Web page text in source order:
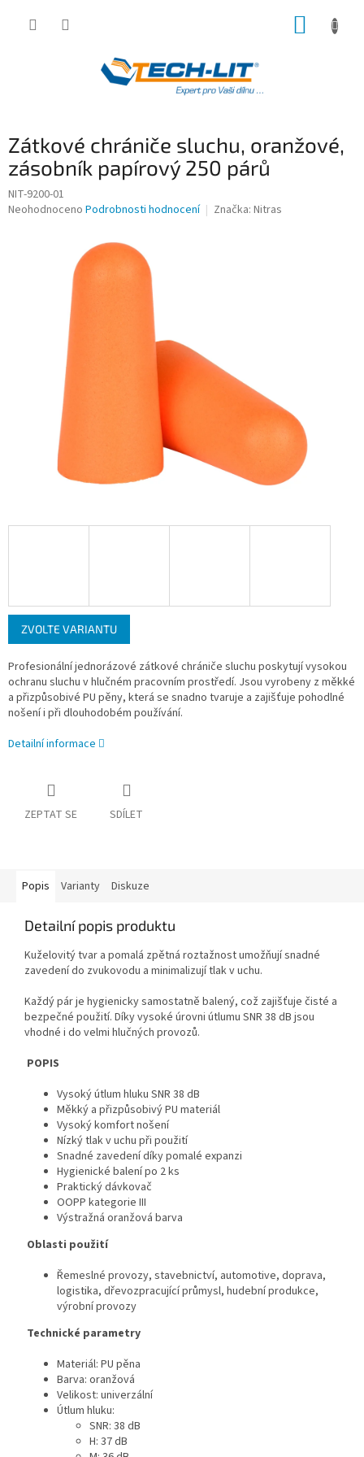
Zátkové chrániče sluchu, oranžové,
zásobník papírový 250 párů
NIT-9200-01
Průměrné
Neohodnoceno Podrobnosti hodnocení Značka: Nitras
ZVOLTE VARIANTU
Profesionální jednorázové zátkové chrániče sluchu poskytují vysokou
ochranu sluchu v hlučném pracovním prostředí. Jsou vyrobeny z měkké
a přizpůsobivé PU pěny, která se snadno tvaruje a zajišťuje pohodlné
nošení i při dlouhodobém používání.
Detailní informace
ZEPTAT SE SDÍLET
Popis Varianty Diskuze
Detailní popis produktu
Kuželovitý tvar a pomalá zpětná roztažnost umožňují snadné
zavedení do zvukovodu a minimalizují tlak v uchu.
Každý pár je hygienicky samostatně balený, což zajišťuje čisté a
bezpečné použití. Díky vysoké úrovni útlumu SNR 38 dB jsou
vhodné i do velmi hlučných provozů.
POPIS
Vysoký útlum hluku SNR 38 dB
Měkký a přizpůsobivý PU materiál
Vysoký komfort nošení
Nízký tlak v uchu při použití
Snadné zavedení díky pomalé expanzi
Hygienické balení po 2 ks
Praktický dávkovač
OOPP kategorie III
Výstražná oranžová barva
Oblasti použití
Řemeslné provozy, stavebnictví, automotive, doprava,
logistika, dřevozpracující průmysl, hudební produkce,
výrobní provozy
Technické parametry
Materiál: PU pěna
Barva: oranžová
Velikost: univerzální
Útlum hluku:
SNR: 38 dB
H: 37 dB